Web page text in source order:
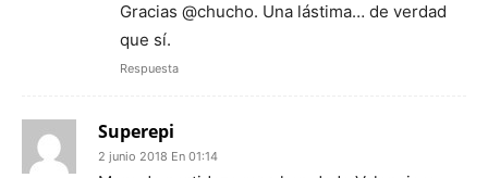
Gracias @chucho. Una lástima… de verdad
que sí.
Respuesta
Superepi
2 junio 2018 En 01:14